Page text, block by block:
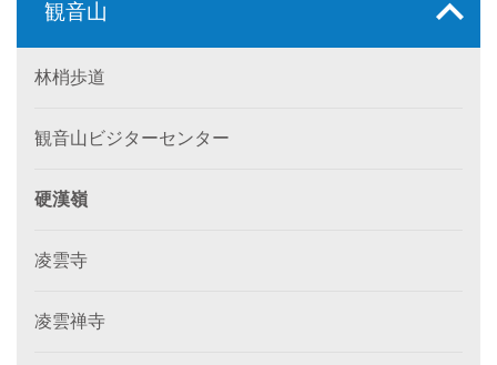
観音山
林梢歩道
観音山ビジターセンター
硬漢嶺
凌雲寺
凌雲禅寺